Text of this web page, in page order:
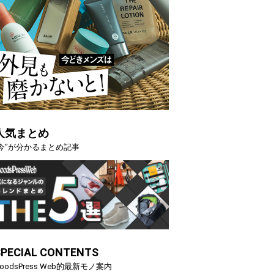
気まとめ
"が分かるまとめ記事
CONTENTS
Web的最新モノ案内